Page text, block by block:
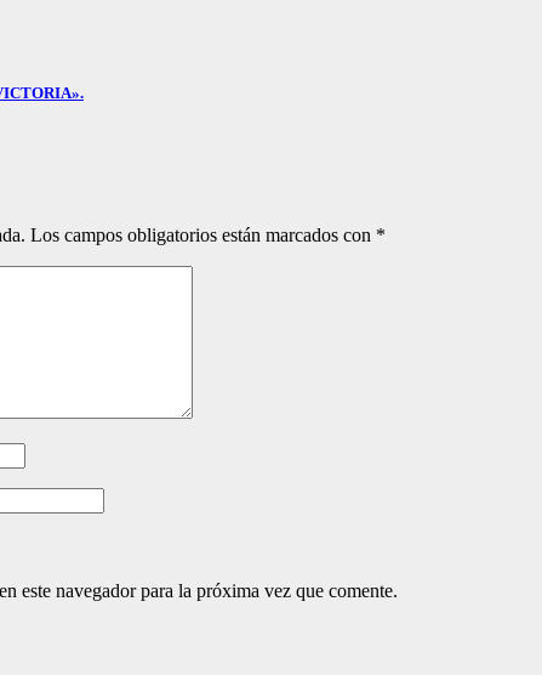
Los campos obligatorios están marcados con *
este navegador para la próxima vez que comente.